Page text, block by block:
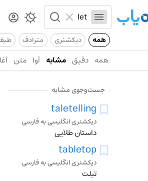
همه دیکشنری مترادف
همه دقیق مشابه آوا متن
جست‌وجوی مشابه
taletelling
دیکشنری انگلیسی به فارسی
داستان طلایی
tabletop
دیکشنری انگلیسی به فارسی
تبلت